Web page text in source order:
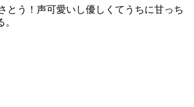
とう！声可愛いし優しくてうちに甘っち